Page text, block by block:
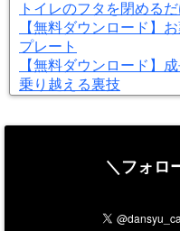
トイレのフタを閉める
【無料ダウンロード】
プレート
【無料ダウンロード】
乗り越える裏技
＼フォロ